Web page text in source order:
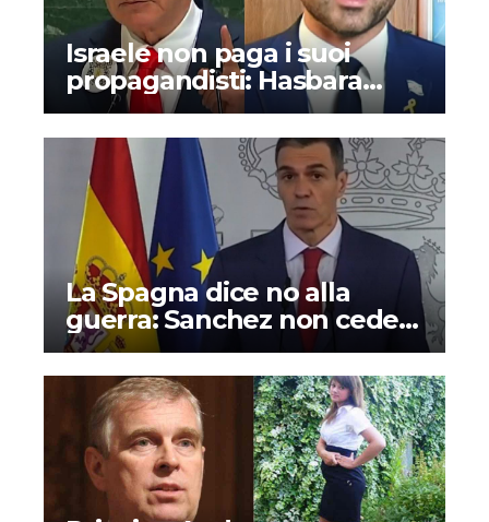
Israele non paga i suoi
propagandisti: Hasbara
denunciata
La Spagna dice no alla
guerra: Sanchez non cede
alle minacce di Trump